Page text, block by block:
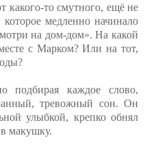
какого-то смутного, ещё не
медленно начинало
на дом-дом». На какой
с Марком? Или на тот,
подбирая каждое слово,
тревожный сон. Он
улыбкой, крепко обнял
макушку.